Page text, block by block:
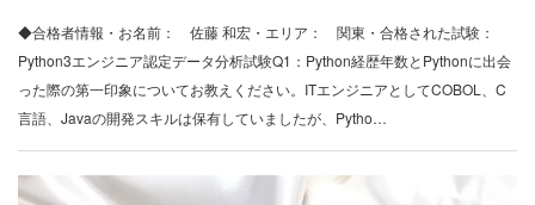
◆合格者情報・お名前： 佐藤 和宏・エリア： 関東・合格された試験：
Python3エンジニア認定データ分析試験Q1：Python経歴年数とPythonに出会
った際の第一印象についてお教えください。ITエンジニアとしてCOBOL、C
言語、Javaの開発スキルは保有していましたが、Pytho…